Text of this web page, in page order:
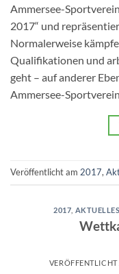
Ammersee-
2017“ und
Normalerweise
Qualifikationen und
geht – auf anderer
Ammersee-
Veröffentlicht am 2017,
2017 AKTUELLES